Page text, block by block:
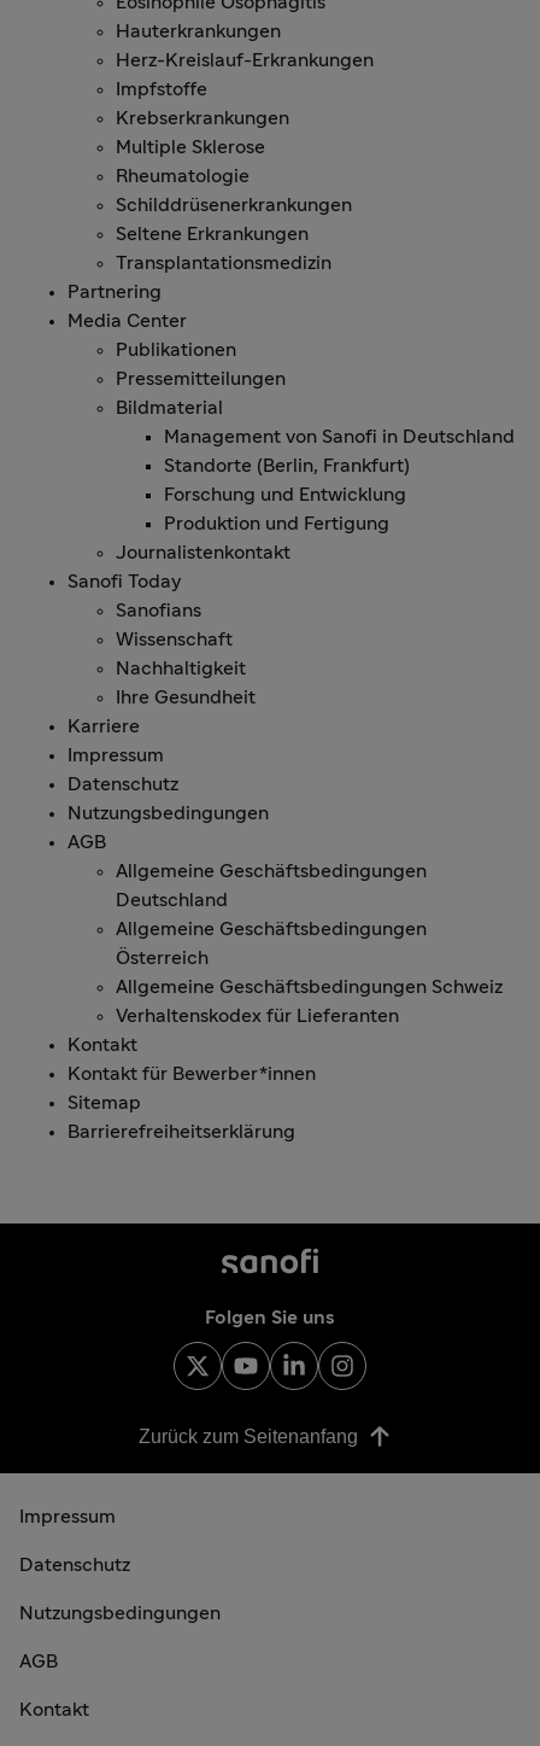
Hauterkrankungen
Herz-Kreislauf-Erkrankungen
Impfstoffe
Krebserkrankungen
Multiple Sklerose
Rheumatologie
Schilddrüsenerkrankungen
Seltene Erkrankungen
Transplantationsmedizin
Partnering
Media Center
Publikationen
Pressemitteilungen
Bildmaterial
Management von Sanofi in Deutschland
Standorte (Berlin, Frankfurt)
Forschung und Entwicklung
Produktion und Fertigung
Journalistenkontakt
Sanofi Today
Sanofians
Wissenschaft
Nachhaltigkeit
Ihre Gesundheit
Karriere
Impressum
Datenschutz
Nutzungsbedingungen
AGB
Allgemeine Geschäftsbedingungen
Deutschland
Allgemeine Geschäftsbedingungen
Österreich
Allgemeine Geschäftsbedingungen Schweiz
Verhaltenskodex für Lieferanten
Kontakt
Kontakt für Bewerber*innen
Sitemap
Barrierefreiheitserklärung
Folgen Sie uns
Zurück zum Seitenanfang
Impressum
Datenschutz
Nutzungsbedingungen
AGB
Kontakt